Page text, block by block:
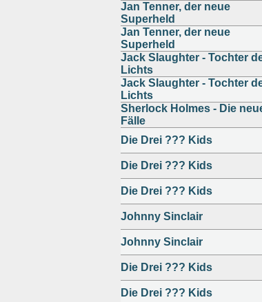
Jan Tenner, der neue
Superheld
Jan Tenner, der neue
Superheld
Jack Slaughter - Tochter
Lichts
Jack Slaughter - Tochter
Lichts
Sherlock Holmes - Die
Fälle
Die Drei ??? Kids
Die Drei ??? Kids
Die Drei ??? Kids
Johnny Sinclair
Johnny Sinclair
Die Drei ??? Kids
Die Drei ??? Kids